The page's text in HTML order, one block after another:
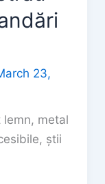
23,
metal
știi